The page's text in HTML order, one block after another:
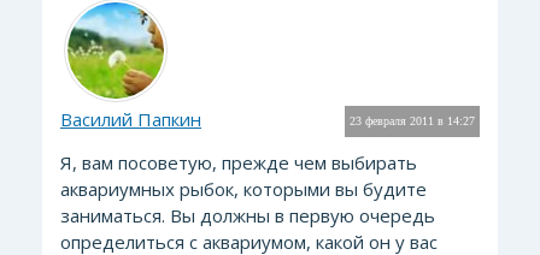
23 февраля 2011 в 14:27
Василий Папкин
Я, вам посоветую, прежде чем выбирать
аквариумных рыбок, которыми вы будите
заниматься. Вы должны в первую очередь
определиться с аквариумом, какой он у вас